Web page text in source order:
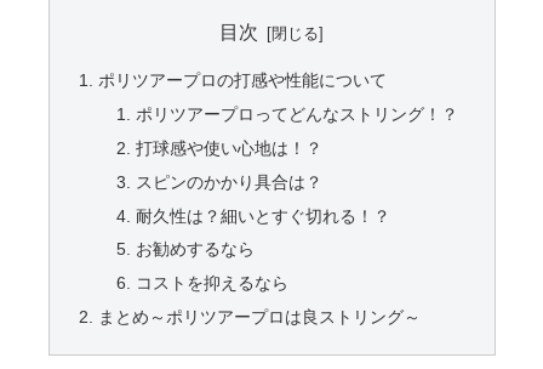
目次
ポリツアープロの打感や性能について
ポリツアープロってどんなストリング！？
打球感や使い心地は！？
スピンのかかり具合は？
耐久性は？細いとすぐ切れる！？
お勧めするなら
コストを抑えるなら
まとめ～ポリツアープロは良ストリング～